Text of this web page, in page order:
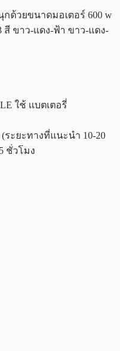
ด้วยขนาดมอเตอร์ 600 w
สี ขาว-แดง-ฟ้า ขาว-แดง-
ใช้ แบตเตอรี่
ระยะทางที่แนะนำ 10-20
ชั่วโมง